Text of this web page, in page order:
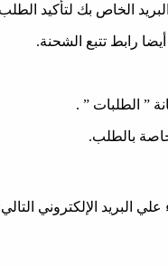
الخاص بك لتأكيد
رابط تتبع الشحنة.
” الطلبات ” .
بالطلب.
البريد الإلكتروني